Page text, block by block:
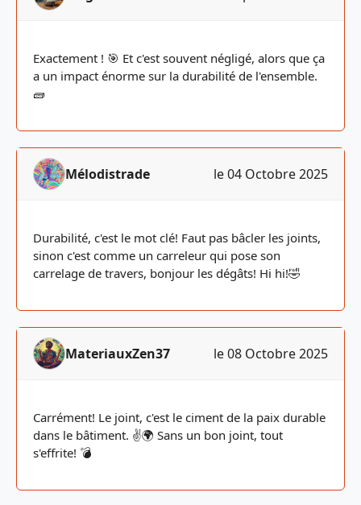
Exactement ! 🎯 Et c'est souvent négligé, alors que ça
a un impact énorme sur la durabilité de l'ensemble.
🧱
Mélodistrade le 04 Octobre 2025
Durabilité, c'est le mot clé! Faut pas bâcler les joints,
sinon c'est comme un carreleur qui pose son
carrelage de travers, bonjour les dégâts! Hi hi!🤣
MateriauxZen37 le 08 Octobre 2025
Carrément! Le joint, c'est le ciment de la paix durable
dans le bâtiment. ✌🌍 Sans un bon joint, tout
s'effrite! 💣